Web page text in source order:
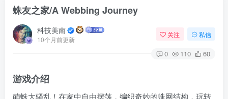
蛛友之家/A Webbing Journey
科技美南
10个月前更新
关注 私信
0 110 60
游戏介绍
萌蛛大骚乱！在家中自由摆荡，编织奇妙的蛛网结构，玩转